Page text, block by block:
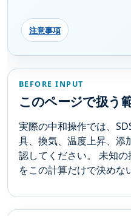
注意事項
BEFORE INPUT
このページで扱う
実際の中和操作では、
具、換気、温度上昇、添
認してください。 未知
をこの計算だけで決めな